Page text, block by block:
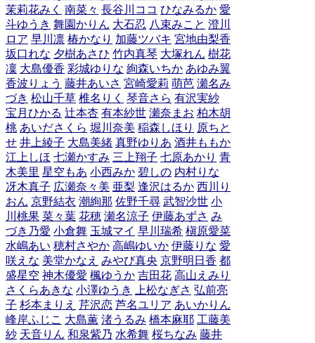
茉莉花みく 南菜々 長谷川ココ ひなみるか 愛
斗ゆうき 舞園かりん 大石忍 八束みこと 澄川
ロア 早川凛 椿かなり 加藤ツバキ 宮地由梨香
坂口れな 夕樹あさひ 竹内真琴 大塚れん 樹花
凜 大島優香 彩城ゆりな 絢森いちか あゆみ翼
香波りょう 藤井あいさ 宮崎愛莉 萌芭 瀬名み
づき 松山千草 椎名りく 琴音さら 有沢実紗
宝月ひかる 辻本杏 有本紗世 瀬奈まお 柏木胡
桃 あいださくら 堀川奈美 稲森しほり 原ちと
せ 井上綾子 大島美緒 真野ゆりあ 酒井ももか
江上しほ 七瀬かすみ 三上翔子 七原あかり 青
木美里 星空もあ 小西みか 碧しの 内村りな
冴木真子 広瀬奈々美 亜梨 逢沢はるか 西川り
おん 京野結衣 潮絢那 佐野千尋 武智沙世 小
川桃果 菜々葉 花穂 瀬名涼子 伊藤あずさ み
づき乃愛 小倉舞 玉城マイ 早川瑞希 槇原愛菜
水嶋あい 穂村さやか 高嶋ゆいか 伊藤りな 愛
咲えな 美堂かなえ みやび真央 京野明日香 都
盛星空 神木優愛 楓ゆうか 吉田花 高山えみり
さくらあきな 小澤ゆうき 上松なぎさ 弘前亮
子 杉本まりえ 芹沢恋 芦名ユリア あいかりん
峰岸ふじこ 大島薫 渚うるみ 橋本麻耶 工藤美
紗 天音りん 和泉紫乃 水希舞 桜ちなみ 藤井